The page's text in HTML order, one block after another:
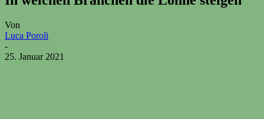
Von
Luca Poroli
-
25. Januar 2021